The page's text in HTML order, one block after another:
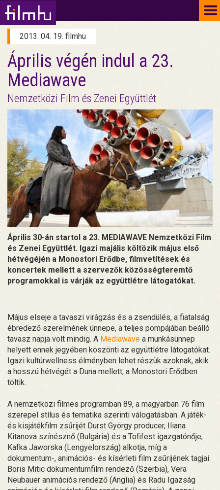
2013. 04. 19. filmhu
Április végén indul a 23.
Mediawave
Nemzetközi Film és Zenei Együttlét
Április 30-án startol a 23. MEDIAWAVE Nemzetközi Film
és Zenei Együttlét. Igazi majális költözik május első
hétvégéjén a Monostori Erődbe, filmvetítések és
koncertek mellett a szervezők közösségteremtő
programokkal is várják az együttlétre látogatókat.
Május elseje a tavaszi virágzás és a zsendülés, a fiatalság
ébredező szerelmének ünnepe, a teljes pompájában beálló
tavasz napja volt mindig. A Mediawave a munkásünnep
helyett ennek jegyében köszönti az együttlétre látogatókat.
Igazi kultúrwellness élményben lehet részük azoknak, akik
a hosszú hétvégét a Duna mellett, a Monostori Erődben
töltik.
A nemzetközi filmes programban 89, a magyarban 76 film
szerepel stílus és tematika szerinti válogatásban. A játék-
és kisjátékfilm zsűrijét Durst György producer, Iliana
Kitanova színésznő (Bulgária) és a Tofifest igazgatónője,
Kafka Jaworska (Lengyelország) alkotja, míg a
dokumentum-, animációs- és kísérleti film zsűrijének tagjai
Boris Mitic dokumentumfilm rendező (Szerbia), Vera
Neubauer animációs rendező (Anglia) és Radu Igazság